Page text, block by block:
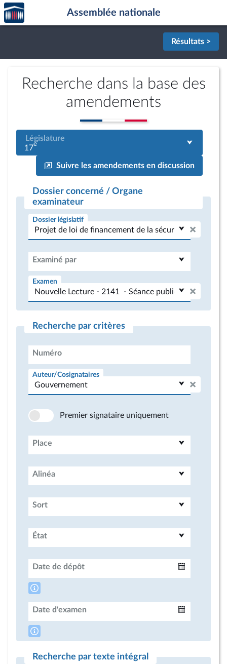
Aller au contenu
Aller en bas de la page
Accèder
à la
page
Assemblée nationale
Résultats >
Recherche dans la base des
amendements
Législature
17e
Suivre les amendements en discussion
Dossier concerné / Organe
examinateur
Dossier législatif
Examiné par
Examen
Recherche par critères
Numéro
Auteur/Cosignataires
Premier signataire uniquement
Place
Alinéa
Sort
État
Date de dépôt
Date d'examen
Recherche par texte intégral